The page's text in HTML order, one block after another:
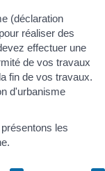
(déclaration
réaliser des
effectuer une
de vos travaux
fin de vos travaux.
d'urbanisme
les